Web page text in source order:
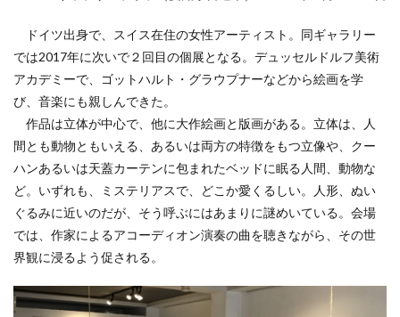
ドイツ出身で、スイス在住の女性アーティスト。同ギャラリー
では2017年に次いで２回目の個展となる。デュッセルドルフ美術
アカデミーで、ゴットハルト・グラウプナーなどから絵画を学
び、音楽にも親しんできた。
作品は立体が中心で、他に大作絵画と版画がある。立体は、人
間とも動物ともいえる、あるいは両方の特徴をもつ立像や、クー
ハンあるいは天蓋カーテンに包まれたベッドに眠る人間、動物な
ど。いずれも、ミステリアスで、どこか愛くるしい。人形、ぬい
ぐるみに近いのだが、そう呼ぶにはあまりに謎めいている。会場
では、作家によるアコーディオン演奏の曲を聴きながら、その世
界観に浸るよう促される。